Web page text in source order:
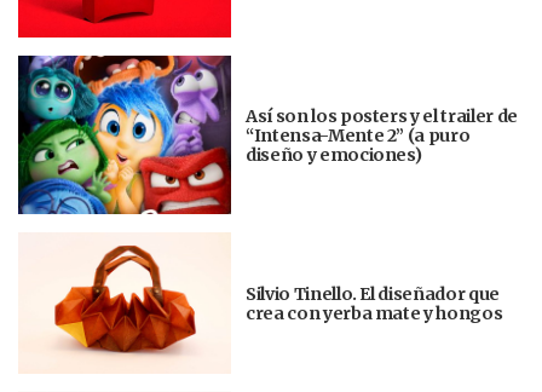
Así son los posters y el trailer de
“Intensa-Mente 2” (a puro
diseño y emociones)
Silvio Tinello. El diseñador que
crea con yerba mate y hongos